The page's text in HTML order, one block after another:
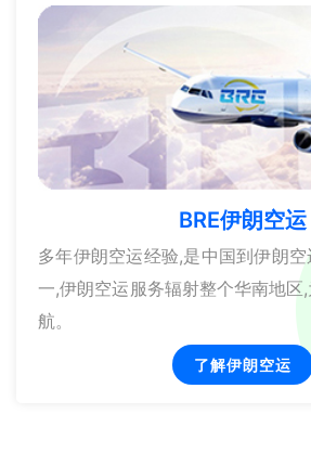
BRE伊朗空运
多年伊朗空运经验,是中国到伊朗
一,伊朗空运服务辐射整个华南地区
航。
了解伊朗空运